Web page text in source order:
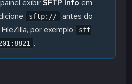
exibir SFTP Info em
sftp://
antes do
por exemplo
sft
.